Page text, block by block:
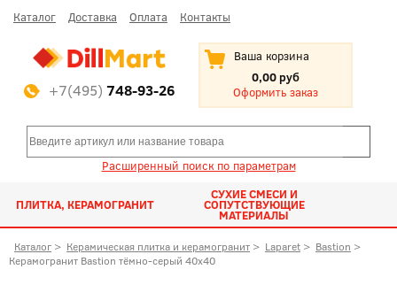
Каталог Доставка Оплата Контакты
+7(495) 748-93-26
Ваша корзина
0,00 руб
Оформить заказ
Расширенный поиск по параметрам
ПЛИТКА, КЕРАМОГРАНИТ
СУХИЕ СМЕСИ И
СОПУТСТВУЮЩИЕ
МАТЕРИАЛЫ
Каталог > Керамическая плитка и керамогранит > Laparet > Bastion >
Керамогранит Bastion тёмно-серый 40x40